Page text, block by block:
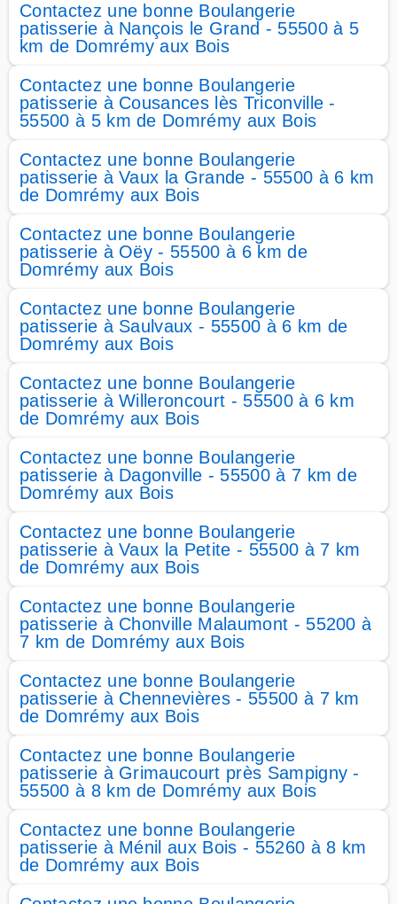
Contactez une bonne Boulangerie
patisserie à Nançois le Grand - 55500 à 5
km de Domrémy aux Bois
Contactez une bonne Boulangerie
patisserie à Cousances lès Triconville -
55500 à 5 km de Domrémy aux Bois
Contactez une bonne Boulangerie
patisserie à Vaux la Grande - 55500 à 6 km
de Domrémy aux Bois
Contactez une bonne Boulangerie
patisserie à Oëy - 55500 à 6 km de
Domrémy aux Bois
Contactez une bonne Boulangerie
patisserie à Saulvaux - 55500 à 6 km de
Domrémy aux Bois
Contactez une bonne Boulangerie
patisserie à Willeroncourt - 55500 à 6 km
de Domrémy aux Bois
Contactez une bonne Boulangerie
patisserie à Dagonville - 55500 à 7 km de
Domrémy aux Bois
Contactez une bonne Boulangerie
patisserie à Vaux la Petite - 55500 à 7 km
de Domrémy aux Bois
Contactez une bonne Boulangerie
patisserie à Chonville Malaumont - 55200 à
7 km de Domrémy aux Bois
Contactez une bonne Boulangerie
patisserie à Chennevières - 55500 à 7 km
de Domrémy aux Bois
Contactez une bonne Boulangerie
patisserie à Grimaucourt près Sampigny -
55500 à 8 km de Domrémy aux Bois
Contactez une bonne Boulangerie
patisserie à Ménil aux Bois - 55260 à 8 km
de Domrémy aux Bois